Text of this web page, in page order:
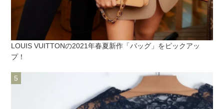
LOUIS VUITTONの2021年春夏新作「バッグ」をピックアッ
プ！